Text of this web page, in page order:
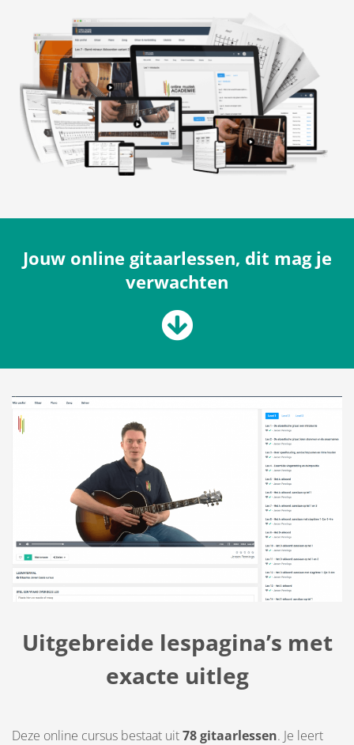
Jouw online gitaarlessen, dit mag je
verwachten
Uitgebreide lespagina’s met
exacte uitleg
Deze online cursus bestaat uit78 gitaarlessen. Je leert